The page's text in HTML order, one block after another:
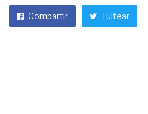
Compartir Tuitear